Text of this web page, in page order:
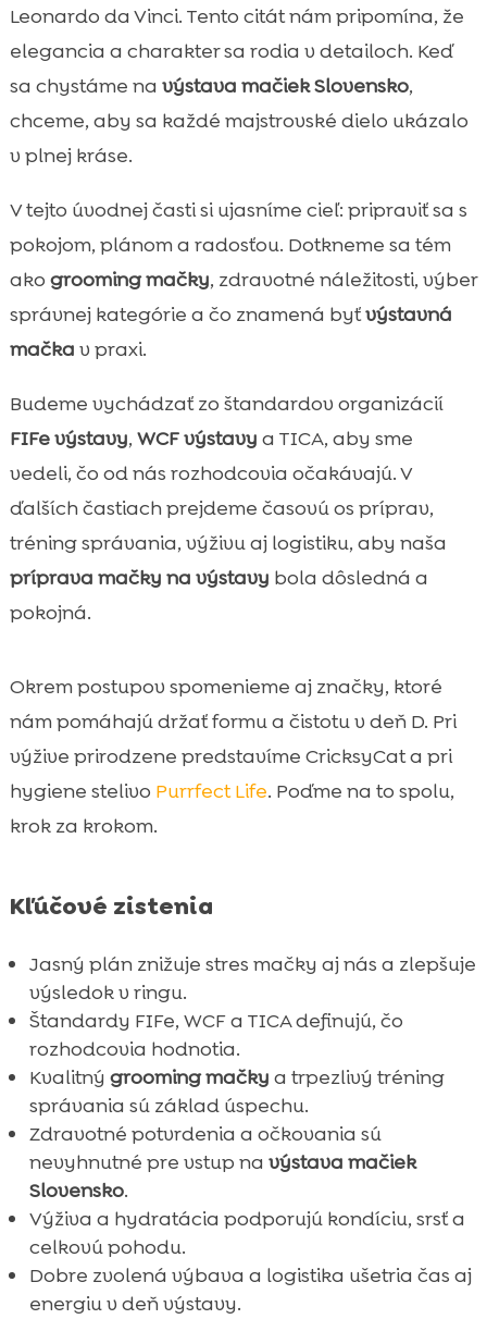
 Plán prípravy podľa časovej osi pred
výstavou
 Výber výstavy a kategórie pre tvoju mačku
Štandard plemena a hodnotiace kritériá
rozhodcov
Veterinárne náležitosti a zdravotná
príprava
Každodenná starostlivosť o srsť a grooming
rutina
Tréning správania a socializácia
Výživa pre top kondíciu a lesklú srsť
Produkty CricksyCat pre výstavné mačky a
každodenné zdravie
Purrfect Life stelivo pre čistotu výstavného
koterca
Výstavná výbava: čo si zbaliť so sebou
príprava mačky na výstavy
Logistika a cestovanie na výstavu
Prezentácia pred rozhodcom a ringová
etiketa
 Záver
 FAQ
Leonardo da Vinci. Tento citát nám pripomína, že
elegancia a charakter sa rodia v detailoch. Keď
sa chystáme na výstava mačiek Slovensko,
chceme, aby sa každé majstrovské dielo ukázalo
v plnej kráse.
V tejto úvodnej časti si ujasníme cieľ: pripraviť sa s
pokojom, plánom a radosťou. Dotkneme sa tém
ako grooming mačky, zdravotné náležitosti, výber
správnej kategórie a čo znamená byťvýstavná
mačka v praxi.
Budeme vychádzať zo štandardov organizácií
FIFe výstavy, WCF výstavy a TICA, aby sme
vedeli, čo od nás rozhodcovia očakávajú. V
ďalších častiach prejdeme časovú os príprav,
tréning správania, výživu aj logistiku, aby naša
príprava mačky na výstavy bola dôsledná a
pokojná.
Okrem postupov spomenieme aj značky, ktoré
nám pomáhajú držať formu a čistotu v deň D. Pri
výžive prirodzene predstavíme CricksyCat a pri
hygiene stelivo Purrfect Life. Poďme na to spolu,
krok za krokom.
Kľúčové zistenia
Jasný plán znižuje stres mačky aj nás a zlepšuje
výsledok v ringu.
Štandardy FIFe, WCF a TICA definujú, čo
rozhodcovia hodnotia.
Kvalitný grooming mačky a trpezlivý tréning
správania sú základ úspechu.
Zdravotné potvrdenia a očkovania sú
nevyhnutné pre vstup na výstava mačiek
Slovensko.
Výživa a hydratácia podporujú kondíciu, srsť a
celkovú pohodu.
Dobre zvolená výbava a logistika ušetria čas aj
energiu v deň výstavy.